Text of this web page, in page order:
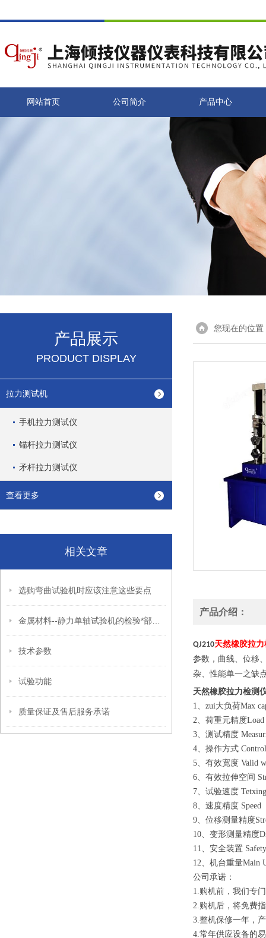
网站首页 公司简介 产品中心
产品展示
PRODUCT DISPLAY
拉力测试机
手机拉力测试仪
锚杆拉力测试仪
矛杆拉力测试仪
查看更多
相关文章
选购弯曲试验机时应该注意这些要点
技术参数
试验功能
质量保证及售后服务承诺
您现在的位置
产品介绍：
QJ210天然橡胶拉
参数，曲线、位移
杂、性能单一之缺
天然橡胶拉力检测
1、zui大负荷Max
2、荷重元精度
3、测试精度
4、操作方式
5、有效宽度 Valid
6、有效拉伸空间
7、试验速度
8、速度精度
9、位移测量精度
10、变形测量精度
11、安全装置
12、机台重量Main
公司承诺：
1.购机前，我们专
2.购机后，将免费
3.整机保修一年，
4.常年供应设备的